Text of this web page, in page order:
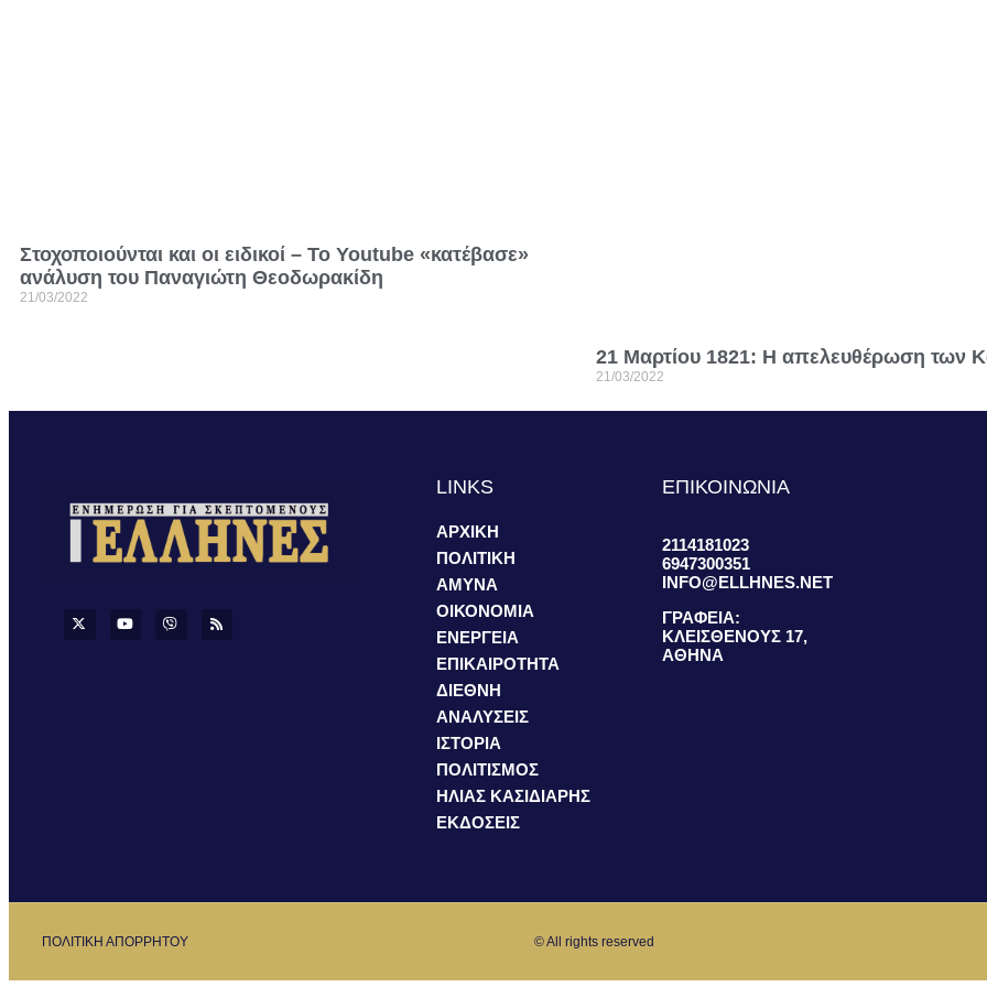
Στοχοποιούνται και οι ειδικοί – Το Youtube «κατέβασε»
ανάλυση του Παναγιώτη Θεοδωρακίδη
21/03/2022
21 Μαρτίου 1821: Η απελευθέρωση των
21/03/2022
LINKS
ΑΡΧΙΚΗ
ΠΟΛΙΤΙΚΗ
ΑΜΥΝΑ
ΟΙΚΟΝΟΜΙΑ
ΕΝΕΡΓΕΙΑ
ΕΠΙΚΑΙΡΟΤΗΤΑ
ΔΙΕΘΝΗ
ΑΝΑΛΥΣΕΙΣ
ΙΣΤΟΡΙΑ
ΠΟΛΙΤΙΣΜΟΣ
ΗΛΙΑΣ ΚΑΣΙΔΙΑΡΗΣ
ΕΚΔΟΣΕΙΣ
ΕΠΙΚΟΙΝΩΝΙΑ
2114181023
6947300351
INFO@ELLHNES.NET
ΓΡΑΦΕΙΑ:
ΚΛΕΙΣΘΕΝΟΥΣ 17,
ΑΘΗΝΑ
ΠΟΛΙΤΙΚΗ ΑΠΟΡΡΗΤΟΥ © All rights reserved